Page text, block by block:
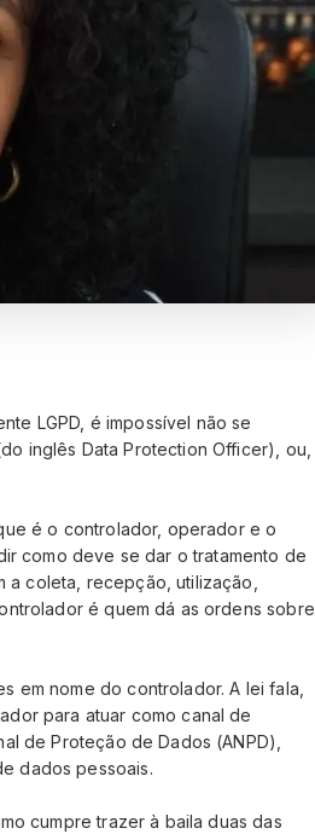
LGPD, é impossível não se
inglês Data Protection Officer), ou,
é o controlador, operador e o
como deve se dar o tratamento de
coleta, recepção, utilização,
é quem dá as ordens sobre
em nome do controlador. A lei fala,
para atuar como canal de
de Proteção de Dados (ANPD),
dados pessoais.
cumpre trazer à baila duas das